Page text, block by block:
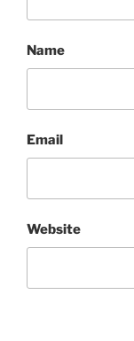
Name
Email
Website